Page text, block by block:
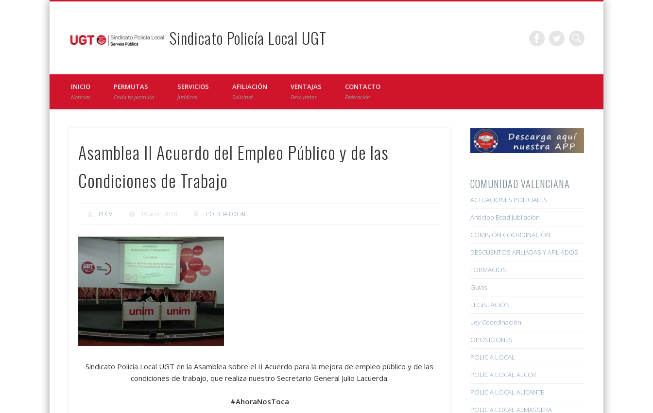
Sindicato Policía Local UGT
FacebookTwitter
INICIO
Noticias
PERMUTAS
Envía tu permuta
SERVICIOS
Jurídicos
AFILIACIÓN
Solicitud
VENTAJAS
Descuentos
CONTACTO
Federación
Asamblea II Acuerdo del Empleo Público y de las
Condiciones de Trabajo
PLCV 19 abril, 2018 POLICIA LOCAL
Sindicato Policía Local UGT en la Asamblea sobre el II Acuerdo para la mejora de empleo público y de las
condiciones de trabajo, que realiza nuestro Secretario General Julio Lacuerda.
#AhoraNosToca
COMUNIDAD VALENCIANA
ACTUACIONES POLICIALES
Anticipo Edad Jubilación
COMISIÓN COORDINACIÓN
DESCUENTOS AFILIADAS Y AFILIADOS
FORMACION
Guías
LEGISLACIÓN
Ley Coordinación
OPOSICIONES
POLICIA LOCAL
POLICIA LOCAL ALCOY
POLICIA LOCAL ALICANTE
POLICIA LOCAL ALMASSERA